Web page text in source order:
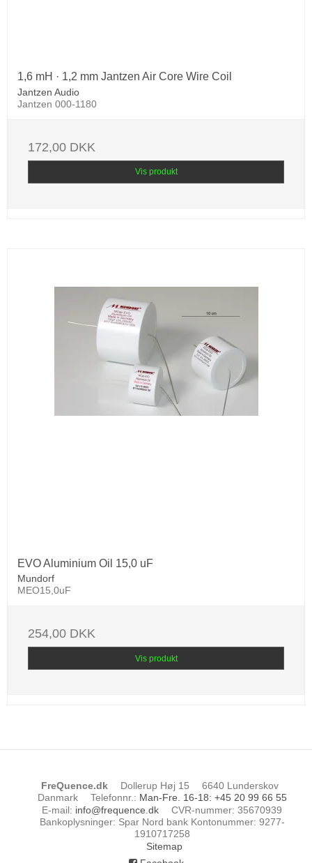
1,6 mH · 1,2 mm Jantzen Air Core Wire Coil
Jantzen Audio
Jantzen 000-1180
172,00 DKK
Vis produkt
EVO Aluminium Oil 15,0 uF
Mundorf
MEO15,0uF
254,00 DKK
Vis produkt
FreQuence.dk Dollerup Høj 15
6640 Lunderskov
Danmark
Telefonnr.: Man-Fre. 16-18: +45 20 99 66 55
E-mail: info@frequence.dk CVR-nummer: 35670939
Bankoplysninger: Spar Nord bank Kontonummer: 9277-
1910717258
Sitemap